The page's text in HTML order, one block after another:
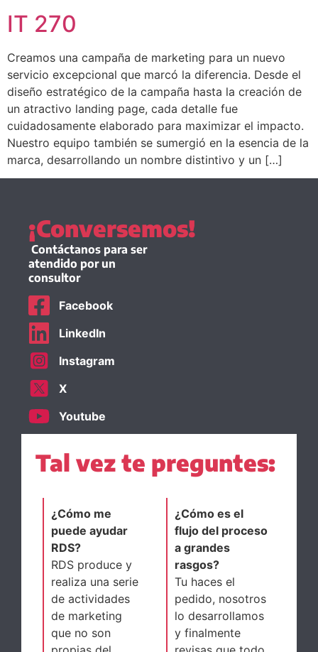
IT 270
Creamos una campaña de marketing para un nuevo
servicio excepcional que marcó la diferencia. Desde el
diseño estratégico de la campaña hasta la creación de
un atractivo landing page, cada detalle fue
cuidadosamente elaborado para maximizar el impacto.
Nuestro equipo también se sumergió en la esencia de la
marca, desarrollando un nombre distintivo y un […]
¡Conversemos!
Contáctanos para ser
atendido por un
consultor
Facebook
LinkedIn
Instagram
X
Youtube
Tal vez te preguntes:
¿Cómo me
puede ayudar
RDS?
RDS produce y
realiza una serie
de actividades
de marketing
que no son
¿Cómo es el
flujo del proceso
a grandes
rasgos?
Tu haces el
pedido, nosotros
lo desarrollamos
y finalmente